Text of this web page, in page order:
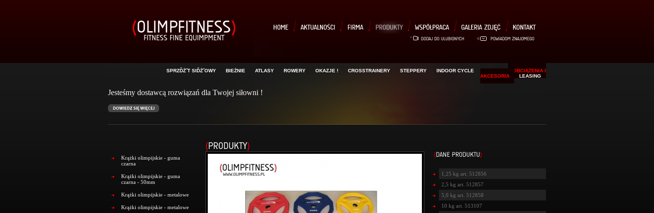
SPRZĎŻ˝T SIĎŻ˝OWY BIEŻNIE ATLASY ROWERY OKAZJE ! CROSSTRAINERY STEPPERY INDOOR CYCLE
OBCIĄŻENIA I
AKCESORIA
LEASING
Jesteśmy dostawcą rozwiązań dla Twojej siłowni !
Krążki olimpijskie - guma
czarna
Krążki olimpijskie - guma
czarna - 50mm
Krążki olimpijskie - metalowe
Krążki olimpijskie - metalowe
1,25 kg art. 512856
2,5 kg art. 512857
5,0 kg art. 512858
10 kg art. 513107